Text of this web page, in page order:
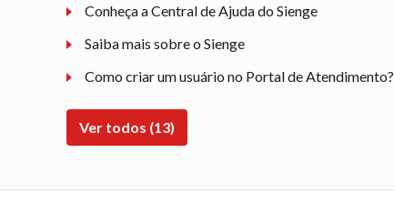
Conheça a Central de Ajuda do Sienge
Saiba mais sobre o Sienge
Como criar um usuário no Portal de Atendimento?
Ver todos (13)